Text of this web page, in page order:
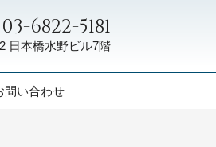
6822-5181
日本橋水野ビル7階
問い合わせ